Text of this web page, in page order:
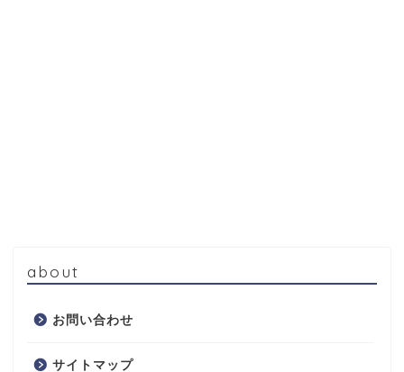
about
お問い合わせ
サイトマップ